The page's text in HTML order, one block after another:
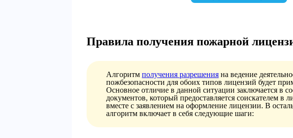
Правила получения пожарной
Алгоритм получения разрешения на ведение
пожбезопасности для обоих типов лицензий будет
Основное отличие в данной ситуации заключается в
документов, который предоставляется соискателем в
вместе с заявлением на оформление лицензии. В
алгоритм включает в себя следующие шаги: